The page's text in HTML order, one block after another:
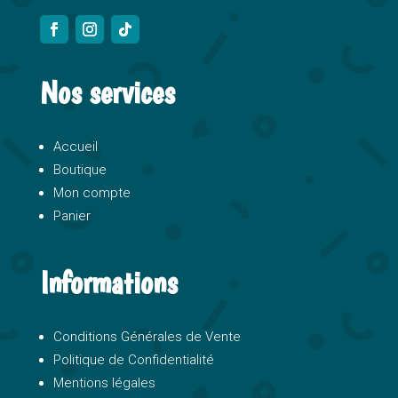
Nos services
Accueil
Boutique
Mon compte
Panier
Informations
Conditions Générales de Vente
Politique de Confidentialité
Mentions légales